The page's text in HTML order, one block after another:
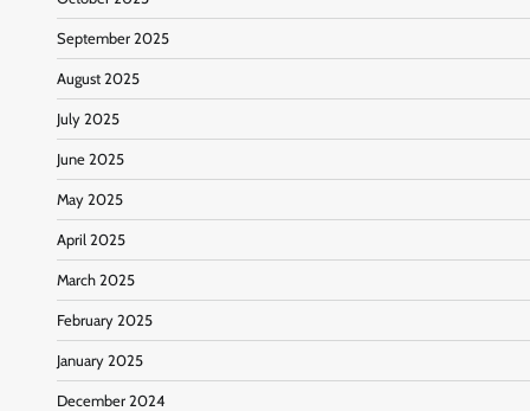
September 2025
August 2025
July 2025
June 2025
May 2025
April 2025
March 2025
February 2025
January 2025
December 2024